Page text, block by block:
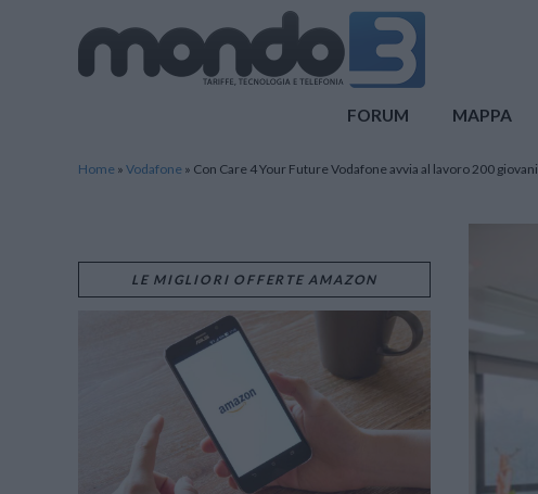
FORUM MAPPA
Home » Vodafone » Con Care 4 Your Future Vodafone avvia al lavoro 200 giovani
LE MIGLIORI OFFERTE AMAZON